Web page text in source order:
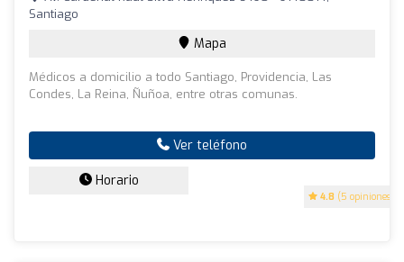
4.8 (5 opiniones)
Santiago
Mapa
Médicos a domicilio a todo Santiago, Providencia, Las
Condes, La Reina, Ñuñoa, entre otras comunas.
Ver teléfono
Horario